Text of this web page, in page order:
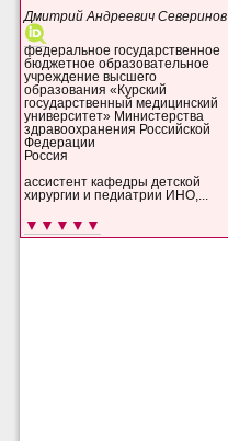
Дмитрий Андреевич Северинов
федеральное государственное
бюджетное образовательное
учреждение высшего
образования «Курский
государственный медицинский
университет» Министерства
здравоохранения Российской
Федерации
Россия
ассистент кафедры детской
хирургии и педиатрии ИНО,...
▼▼▼▼▼